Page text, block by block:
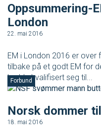
Tips og råd for
Utdanning
Blogg
Barneidrett
Ungdomsidrett
Oppsummering-
London
22. mai 2016
EM i London 2016 er
tilbake på et godt EM for
hadde kvalifisert seg til...
Forbund
Norsk dommer
18. mai 2016